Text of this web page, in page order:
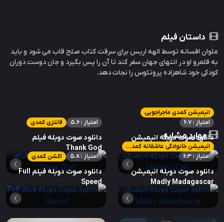
داستان فیلم
ملوان افسانه توسط الهه اریس برای سرقت کتاب صلح قاب می شود و باید
به قلمرو او در انتهای جهان سفر کند تا آن را پس بگیرد و جان دوست دوران
کودکی خود شاهزاده پروتئوس را نجات دهد.
موارد مشابه
انیمیشن کمدی ماجراجویی
امتیاز : 6.7
دانلود صوت دوبله انیمیشن
Missing Link
فانتزی کمدی امتیاز : 5.6
دانلود صوت دوبله فیلم
Thank God
انیمیشن خانوادگی عاشقانه کمدی کوتاه
امتیاز : 6.3
دانلود صوت دوبله انیمیشن
Madly Madagascar
اکشن کمدی امتیاز : 5.8
دانلود صوت دوبله فیلم Full
Speed